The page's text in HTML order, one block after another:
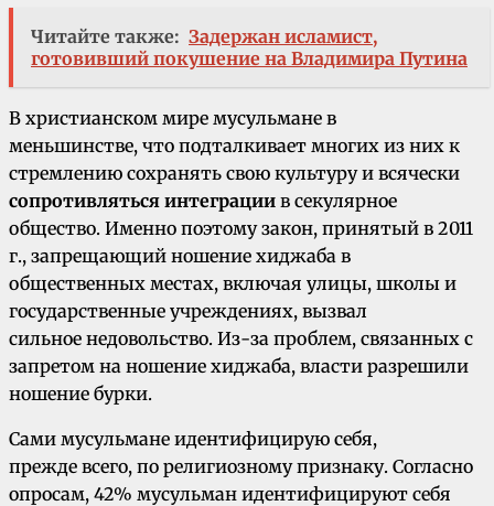
Читайте также: Задержан исламист,
готовивший покушение на Владимира Путина
В христианском мире мусульмане в
меньшинстве, что подталкивает многих из них к
стремлению сохранять свою культуру и всячески
сопротивляться интеграции в секулярное
общество. Именно поэтому закон, принятый в 2011
г., запрещающий ношение хиджаба в
общественных местах, включая улицы, школы и
государственные учреждениях, вызвал
сильное недовольство. Из-за проблем, связанных с
запретом на ношение хиджаба, власти разрешили
ношение бурки.
Сами мусульмане идентифицирую себя,
прежде всего, по религиозному признаку. Согласно
опросам, 42% мусульман идентифицируют себя